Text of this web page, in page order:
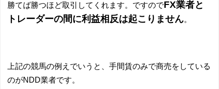
勝てば勝つほど取引してくれます。ですのでFX業者と
トレーダーの間に利益相反は起こりません。
上記の競馬の例えでいうと、手間賃のみで商売をしている
のがNDD業者です。